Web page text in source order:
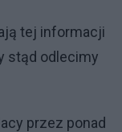
tej informacji
stąd odlecimy
przez ponad